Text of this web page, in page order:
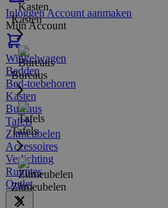
InloggenAccount aanmaken
Mijn Account
Winkelwagen
Kasten
Bureaus
Tafels
Zitmeubelen
Bedden
Bed-toebehoren
Kasten
Bureaus
Tafels
Zitmeubelen
Accessoires
Verlichting
Ruimtes
Outlet